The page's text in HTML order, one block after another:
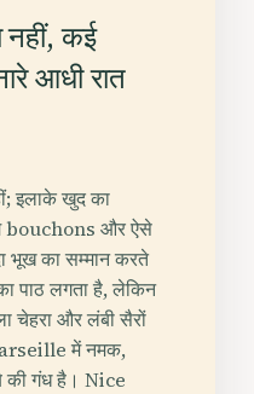
नहीं, कई
आधी रात
इलाके खुद का
bouchons और ऐसे
भूख का सम्मान करते
पाठ लगता है, लेकिन
चेहरा और लंबी सैरों
में नमक,
गंध है। Nice